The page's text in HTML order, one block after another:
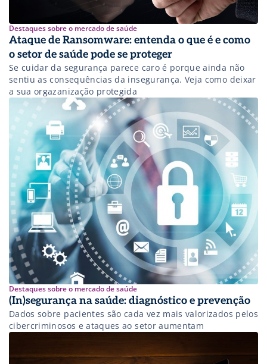
Destaques sobre o mercado de saúde
Ataque de Ransomware: entenda o que é e como
o setor de saúde pode se proteger
Se cuidar da segurança parece caro é porque ainda não
sentiu as consequências da insegurança. Veja como deixar
a sua orgazanização protegida
Destaques sobre o mercado de saúde
(In)segurança na saúde: diagnóstico e prevenção
Dados sobre pacientes são cada vez mais valorizados pelos
cibercriminosos e ataques ao setor aumentam